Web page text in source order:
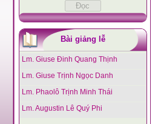
Bài giảng lễ
Lm. Giuse Đinh Quang Thịnh
Lm. Giuse Trịnh Ngọc Danh
Lm. Phaolô Trịnh Minh Thái
Lm. Augustin Lê Quý Phi